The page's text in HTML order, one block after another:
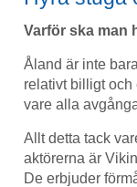
Varför ska man
Åland är inte
relativt billigt och
vare alla
Allt detta tack
aktörerna är
De erbjuder